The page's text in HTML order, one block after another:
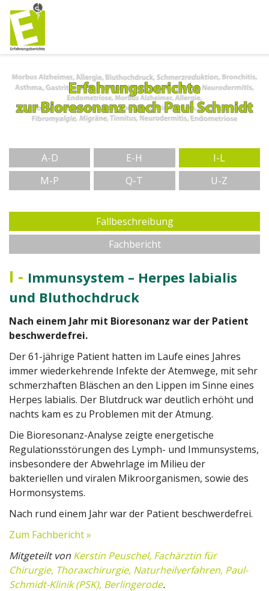
A-D E-H
I-L
M-P
Q-T U-Z
Fallbeschreibung
Fachbericht
I - Immunsystem – Herpes labialis
und Bluthochdruck
Nach einem Jahr mit Bioresonanz war der Patient
beschwerdefrei.
Der 61-jährige Patient hatten im Laufe eines Jahres
immer wiederkehrende Infekte der Atemwege, mit sehr
schmerzhaften Bläschen an den Lippen im Sinne eines
Herpes labialis. Der Blutdruck war deutlich erhöht und
nachts kam es zu Problemen mit der Atmung.
Die Bioresonanz-Analyse zeigte energetische
Regulationsstörungen des Lymph- und Immunsystems,
insbesondere der Abwehrlage im Milieu der
bakteriellen und viralen Mikroorganismen, sowie des
Hormonsystems.
Nach rund einem Jahr war der Patient beschwerdefrei.
Zum Fachbericht »
Mitgeteilt von Kerstin Peuschel, Fachärztin für
Chirurgie, Thoraxchirurgie, Naturheilverfahren, Paul-
Schmidt-Klinik (PSK), Berlingerode.